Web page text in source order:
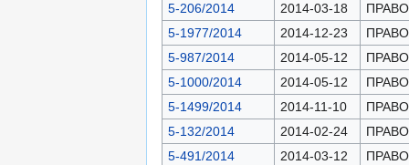
5-206/2014
2014-03-18
5-1977/2014
2014-12-23
5-987/2014
2014-05-12
5-1000/2014
2014-05-12
5-1499/2014
2014-11-10
5-132/2014
2014-02-24
5-491/2014
2014-03-12